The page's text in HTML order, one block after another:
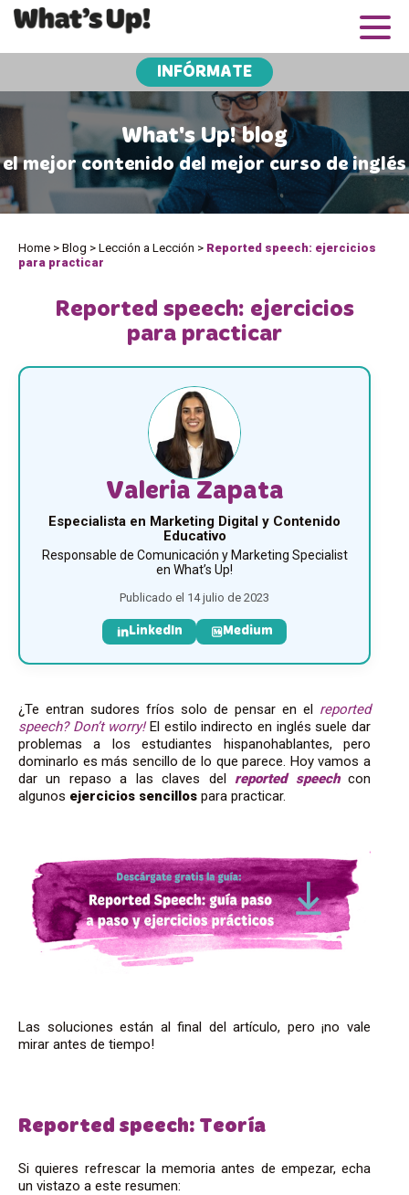
INFÓRMATE
What's Up! blog
el mejor contenido del mejor curso de inglés
Home > Blog > Lección a Lección > Reported speech: ejercicios
para practicar
Reported speech: ejercicios
para practicar
Valeria Zapata
Especialista en Marketing Digital y Contenido
Educativo
Responsable de Comunicación y Marketing Specialist
en What’s Up!
Publicado el 14 julio de 2023
LinkedIn Medium
¿Te entran sudores fríos solo de pensar en el reported
speech? Don’t worry!El estilo indirecto en inglés suele dar
problemas a los estudiantes hispanohablantes, pero
dominarlo es más sencillo de lo que parece. Hoy vamos a
dar un repaso a las claves del reported speechcon
algunos ejercicios sencillos para practicar.
Las soluciones están al final del artículo, pero ¡no vale
mirar antes de tiempo!
Reported speech: Teoría
Si quieres refrescar la memoria antes de empezar, echa
un vistazo a este resumen: